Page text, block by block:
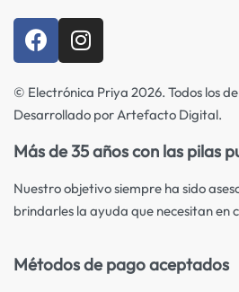
© Electrónica Priya 2026. Todos los
Desarrollado por Artefacto Digital.
Más de 35 años con las pilas
Nuestro objetivo siempre ha sido
brindarles la ayuda que necesitan en
Métodos de pago aceptados